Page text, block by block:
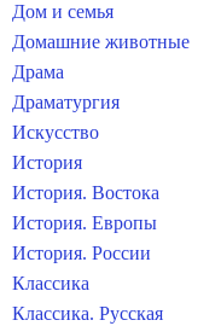
Дом и семья
Домашние животные
Драма
Драматургия
Искусство
История
История. Востока
История. Европы
История. России
Классика
Классика. Русская